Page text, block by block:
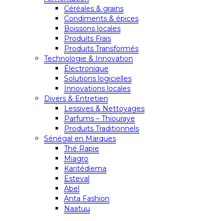
Céréales & grains
Condiments & épices
Boissons locales
Produits Frais
Produits Transformés
Technologie & Innovation
Électronique
Solutions logicielles
Innovations locales
Divers & Entretien
Lessives & Nettoyages
Parfums – Thiouraye
Produits Traditionnels
Sénégal en Marques
Thé Rapie
Miagro
Karitédiema
Esteval
Abel
Anta Fashion
Naatuu